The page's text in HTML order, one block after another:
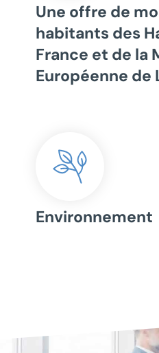
Une offre de
habitants des
France et de la
Européenne de
Environnement